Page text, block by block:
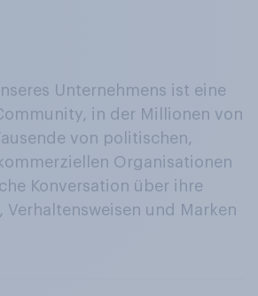
Unternehmens ist eine
in der Millionen von
von politischen,
Organisationen
Konversation über ihre
Verhaltensweisen und Marken